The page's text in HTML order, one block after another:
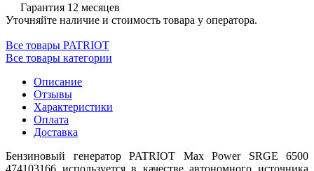
Гарантия 12 месяцев
Уточняйте наличие и стоимость товара у оператора.
Все товары PATRIOT
Все товары категории
Описание
Отзывы
Характеристики
Оплата
Доставка
Бензиновый генератор PATRIOT Max Power SRGE 6500
474103166 используется в качестве автономного источника